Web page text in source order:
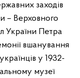
заходів
– Верховного
України Петра
вшанування
у 1932-
музеї